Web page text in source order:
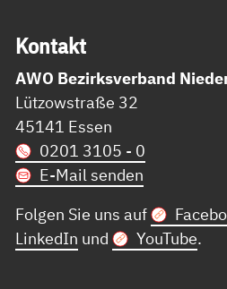
Kon­takt
AWO Bezirksverband
Lützowstraße 32
45141 Essen
0201 3105 - 0
E-Mail senden
Folgen Sie uns auf
LinkedIn und YouTube.